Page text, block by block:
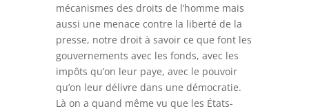
mécanismes des droits de l’homme mais
aussi une menace contre la liberté de la
presse, notre droit à savoir ce que font les
gouvernements avec les fonds, avec les
impôts qu’on leur paye, avec le pouvoir
qu’on leur délivre dans une démocratie.
Là on a quand même vu que les États-